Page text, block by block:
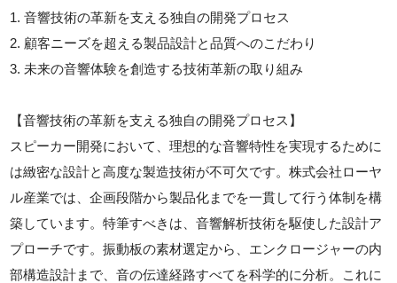
1. 音響技術の革新を支える独自の開発プロセス
2. 顧客ニーズを超える製品設計と品質へのこだわり
3. 未来の音響体験を創造する技術革新の取り組み
【音響技術の革新を支える独自の開発プロセス】
スピーカー開発において、理想的な音響特性を実現するために
は緻密な設計と高度な製造技術が不可欠です。株式会社ローヤ
ル産業では、企画段階から製品化までを一貫して行う体制を構
築しています。特筆すべきは、音響解析技術を駆使した設計ア
プローチです。振動板の素材選定から、エンクロージャーの内
部構造設計まで、音の伝達経路すべてを科学的に分析。これに